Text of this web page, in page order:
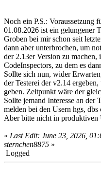
Noch ein P.S.: Voraussetzung
01.08.2026 ist ein gelungener
Groben bei mir schon seit
dann aber unterbrochen, um
der 2.13er Version zu machen,
CodeInspectors, zu dem es
Sollte sich nun, wider
der Testerei der v2.14
geben. Zeitpunkt wäre der
Sollte jemand Interesse an der
melden bei den Usern hgs, dbs
Aber bitte nicht in produktiven
« Last Edit: June 23, 2026,
sternchen8875 »
Logged